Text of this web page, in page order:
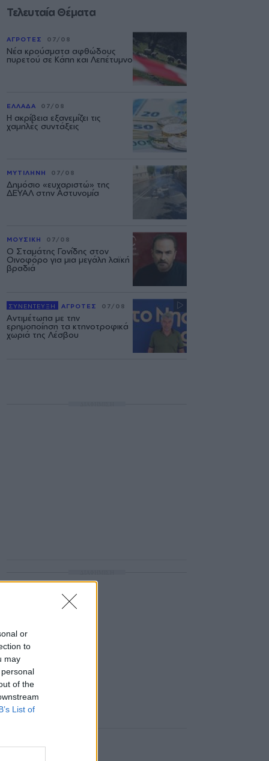
or
to
may
of the
List of
Τελευταία Θέματα
ΑΓΡΟΤΕΣ 07/08
Νέα κρούσματα αφθώδους
πυρετού σε Κάπη και Λεπέτυμνο
ΕΛΛΑΔΑ 07/08
Η ακρίβεια εξανεμίζει τις
χαμηλές συντάξεις
ΜΥΤΙΛΗΝΗ 07/08
Δημόσιο «ευχαριστώ» της
ΔΕΥΑΛ στην Αστυνομία
ΜΟΥΣΙΚΗ 07/08
Ο Σταμάτης Γονίδης στον
Οινοφόρο για μια μεγάλη λαϊκή
βραδιά
ΣΥΝΕΝΤΕΥΞΗ ΑΓΡΟΤΕΣ 07/08
Αντιμέτωπα με την
ερημοποίηση τα κτηνοτροφικά
χωριά της Λέσβου